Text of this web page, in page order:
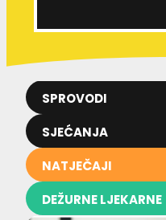
SPROVODI
SJEĆANJA
NATJEČAJI
DEŽURNE LJEKARNE